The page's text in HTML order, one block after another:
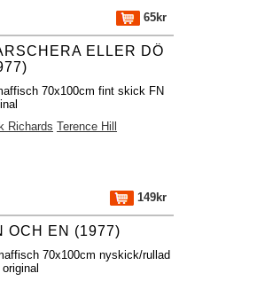
65kr
ELLER DÖ
70x100cm fint skick FN
Richards Terence Hill
149kr
OCH EN (1977)
70x100cm nyskick/rullad
original